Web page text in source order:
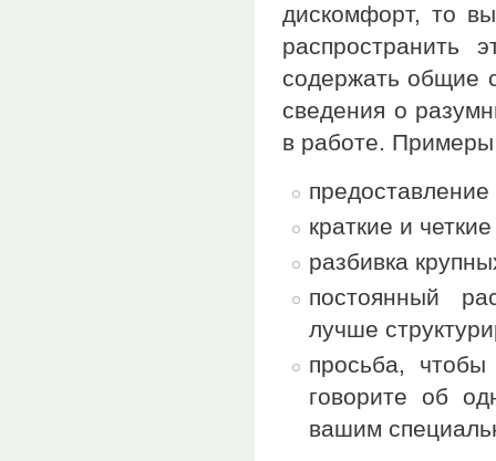
дискомфорт, то
распространить
содержать общие
сведения о
в работе.
краткие и
разбивка
постоянный
лучше
просьба,
говорите об
вашим